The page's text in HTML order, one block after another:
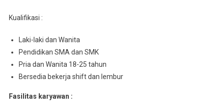
Kualifikasi :
Laki-laki dan Wanita
Pendidikan SMA dan SMK
Pria dan Wanita 18-25 tahun
Bersedia bekerja shift dan lembur
Fasilitas karyawan :